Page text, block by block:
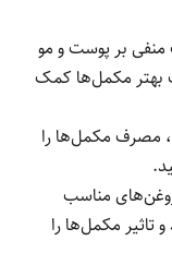
بر پوست و مو
بهتر مکمل‌ها کمک
مصرف مکمل‌ها را
مناسب
تاثیر مکمل‌ها را